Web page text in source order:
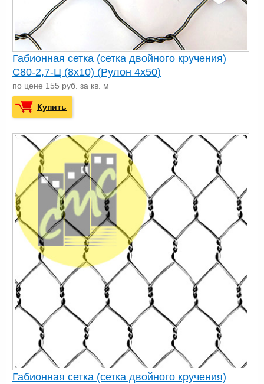
Габионная сетка (сетка двойного кручения)
С80-2,7-Ц (8х10) (Рулон 4x50)
по цене 155 руб. за кв. м
Купить
Габионная сетка (сетка двойного кручения)